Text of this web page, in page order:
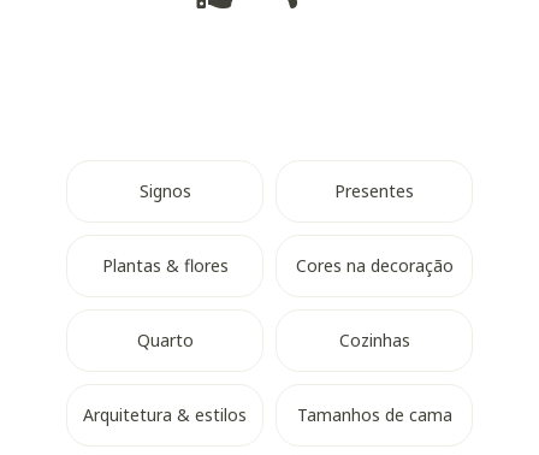
Signos Presentes
Plantas & flores Cores na decoração
Quarto Cozinhas
Arquitetura & estilos Tamanhos de cama